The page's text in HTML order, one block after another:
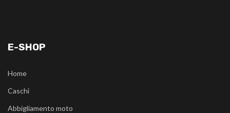
E-SHOP
Home
Caschi
Abbigliamento moto